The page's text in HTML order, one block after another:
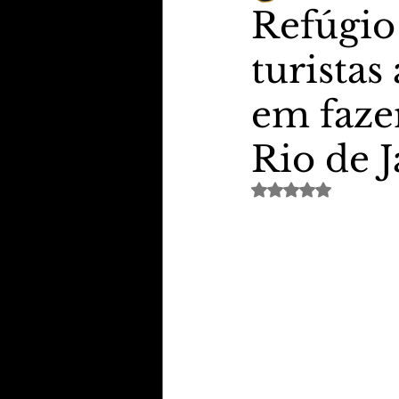
TheVipClubBusiness
Educação & Tecnologia
turistas
em
Rio de
Avaliado com NaN de